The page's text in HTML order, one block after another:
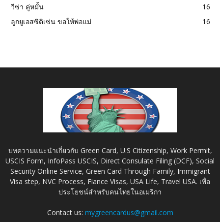
วีซ่า คู่หมั้น
16
ลูกยูเอสซิติเซ่น ขอให้พ่อแม่
16
บทความแนะนำเกี่ยวกับ Green Card, U.S Citizenship, Work Permit,
USCIS Form, InfoPass USCIS, Direct Consulate Filing (DCF), Social
Security Online Service, Green Card Through Family, Immigrant
Visa step, NVC Process, Fiance Visas, USA Life, Travel USA. เพื่อ
ประโยชน์สำหรับคนไทยในอเมริกา
Contact us: mygreencardus@gmail.com